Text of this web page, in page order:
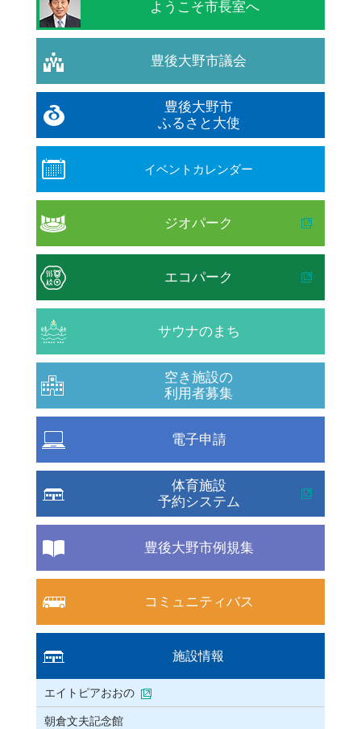
ようこそ市長室へ
豊後大野市議会
豊後大野市
ふるさと大使
イベントカレンダー
ジオパーク
エコパーク
サウナのまち
空き施設の
利用者募集
電子申請
体育施設
予約システム
豊後大野市例規集
コミュニティバス
施設情報
エイトピアおおの
朝倉文夫記念館